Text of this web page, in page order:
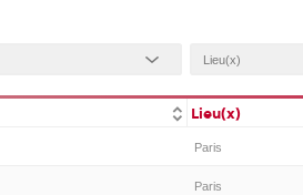
Lieu(x)
Paris
Paris